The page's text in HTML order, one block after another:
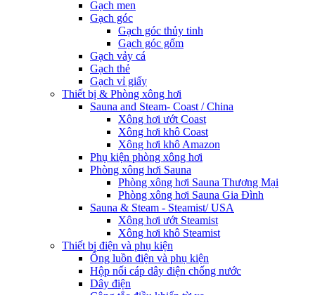
Gạch men
Gạch góc
Gạch góc thủy tinh
Gạch góc gốm
Gạch vảy cá
Gạch thẻ
Gạch vỉ giấy
Thiết bị & Phòng xông hơi
Sauna and Steam- Coast / China
Xông hơi ướt Coast
Xông hơi khô Coast
Xông hơi khô Amazon
Phụ kiện phòng xông hơi
Phòng xông hơi Sauna
Phòng xông hơi Sauna Thương Mại
Phòng xông hơi Sauna Gia Đình
Sauna & Steam - Steamist/ USA
Xông hơi ướt Steamist
Xông hơi khô Steamist
Thiết bị điện và phụ kiện
Ống luồn điện và phụ kiện
Hộp nối cáp dây điện chống nước
Dây điện